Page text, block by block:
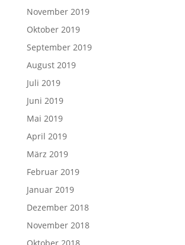
November 2019
Oktober 2019
September 2019
August 2019
Juli 2019
Juni 2019
Mai 2019
April 2019
März 2019
Februar 2019
Januar 2019
Dezember 2018
November 2018